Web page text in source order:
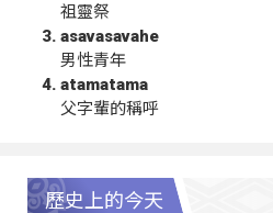
祖靈祭
asavasavahe
男性青年
atamatama
父字輩的稱呼
歷史上的今天